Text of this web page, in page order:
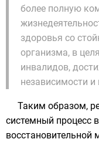
более полную
здоровья со
организма, в
инвалидов,
независимости и
Таким образом,
системный процесс
восстановительной